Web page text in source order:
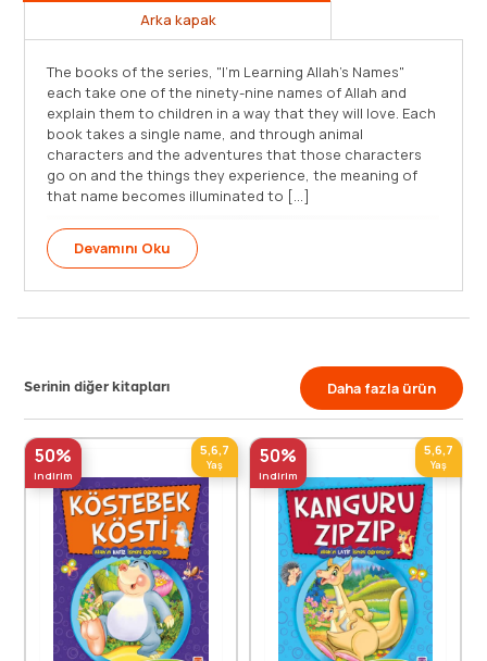
Arka kapak
The books of the series, "I'm Learning Allah's Names"
each take one of the ninety-nine names of Allah and
explain them to children in a way that they will love. Each
book takes a single name, and through animal
characters and the adventures that those characters
go on and the things they experience, the meaning of
that name becomes illuminated to [...]
Devamını Oku
Serinin diğer kitapları Daha fazla ürün
50%
indirim
5,6,7
Yaş 50%
indirim
5,6,7
Yaş